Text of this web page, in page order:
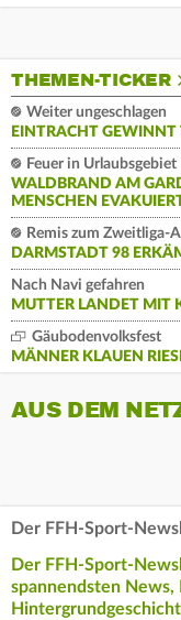
THEMEN-TICKER
Weiter ungeschlagen
EINTRACHT GEWINNT
Feuer in Urlaubsgebiet
WALDBRAND AM
MENSCHEN
Remis zum Zweitliga-
DARMSTADT 98
Nach Navi gefahren
MUTTER LANDET MIT
Gäubodenvolksfest
MÄNNER KLAUEN
AUS DEM
Der FFH-Sport-
Der FFH-Sport-
spannendsten News,